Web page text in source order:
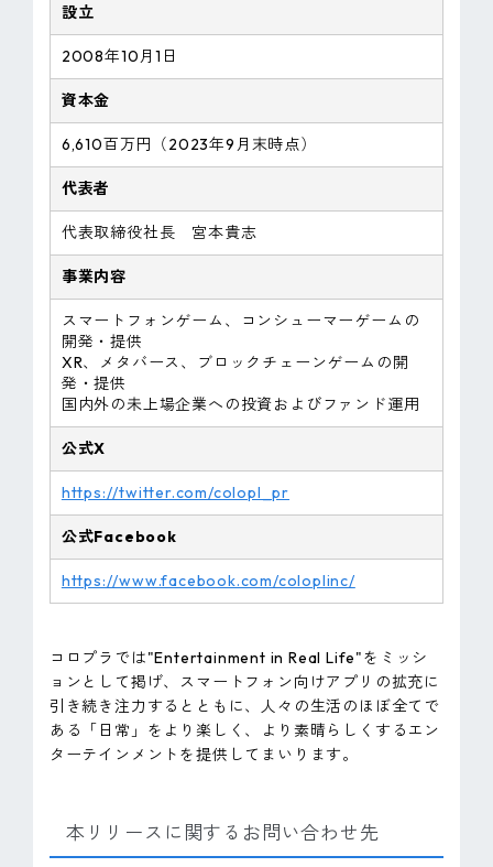
設立
2008年10月1日
資本金
6,610百万円（2023年9月末時点）
代表者
代表取締役社長 宮本貴志
事業内容
スマートフォンゲーム、コンシューマーゲームの
開発・提供
XR、メタバース、ブロックチェーンゲームの開
発・提供
国内外の未上場企業への投資およびファンド運用
公式X
https://twitter.com/colopl_pr
公式Facebook
https://www.facebook.com/coloplinc/
コロプラでは"Entertainment in Real Life"をミッシ
ョンとして掲げ、スマートフォン向けアプリの拡充に
引き続き注力するとともに、人々の生活のほぼ全てで
ある「日常」をより楽しく、より素晴らしくするエン
ターテインメントを提供してまいります。
本リリースに関するお問い合わせ先